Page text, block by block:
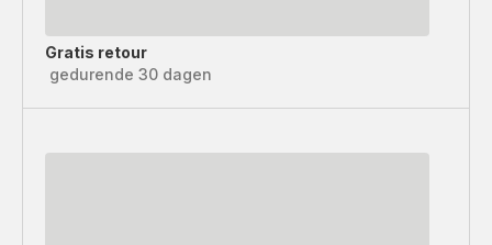
Gratis retour
gedurende 30 dagen